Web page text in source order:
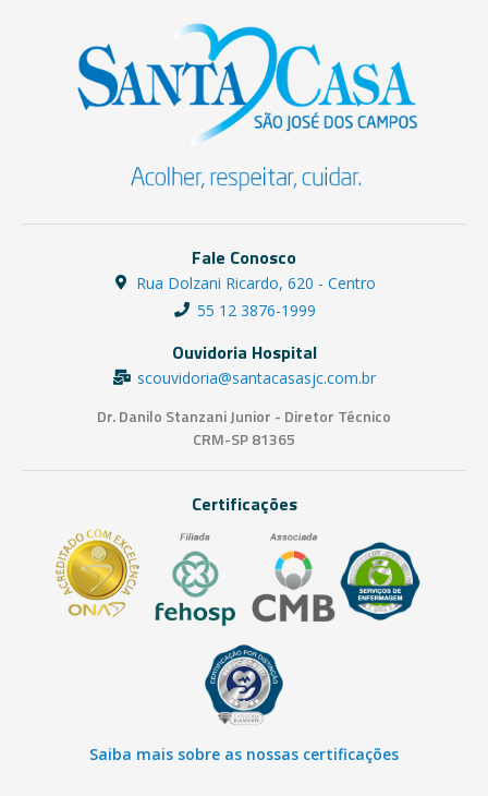
Fale Conosco
Rua Dolzani Ricardo, 620 - Centro
55 12 3876-1999
Ouvidoria Hospital
scouvidoria@santacasasjc.com.br
Dr. Danilo Stanzani Junior - Diretor Técnico
CRM-SP 81365
Certificações
Saiba mais sobre as nossas certificações